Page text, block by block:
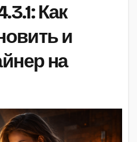
Как
и
на